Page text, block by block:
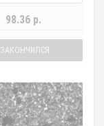
98.36 р.
ЗАКОНЧИЛСЯ